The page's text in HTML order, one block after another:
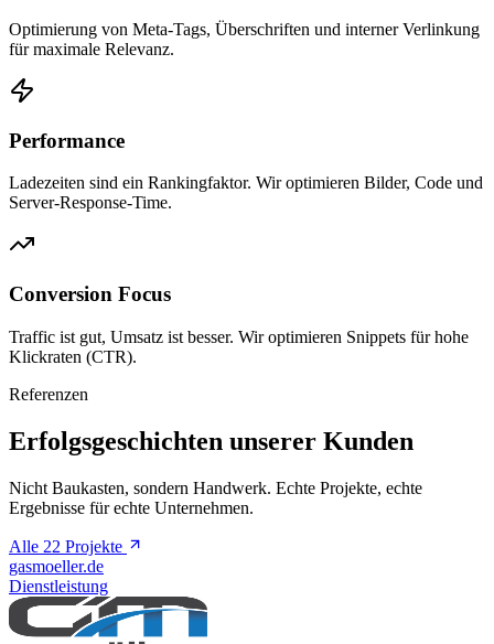
Optimierung von Meta-Tags, Überschriften und interner Verlinkung
für maximale Relevanz.
Performance
Ladezeiten sind ein Rankingfaktor. Wir optimieren Bilder, Code und
Server-Response-Time.
Conversion Focus
Traffic ist gut, Umsatz ist besser. Wir optimieren Snippets für hohe
Klickraten (CTR).
Referenzen
Erfolgsgeschichten unserer Kunden
Nicht Baukasten, sondern Handwerk. Echte Projekte, echte
Ergebnisse für echte Unternehmen.
Alle 22 Projekte
gasmoeller.de
Dienstleistung